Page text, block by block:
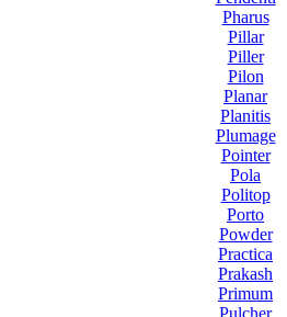
Pharus
Pillar
Piller
Pilon
Planar
Planitis
Plumage
Pointer
Pola
Politop
Porto
Powder
Practica
Prakash
Primum
Pulcher